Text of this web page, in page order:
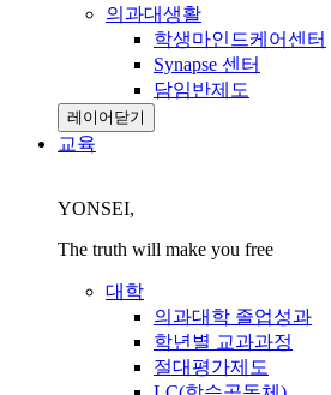
의과대생활
학생마인드케어센터
Synapse 센터
담임반제도
레이어닫기
교육
YONSEI,
The truth will make you free
대학
의과대학 졸업성과
학년별 교과과정
절대평가제도